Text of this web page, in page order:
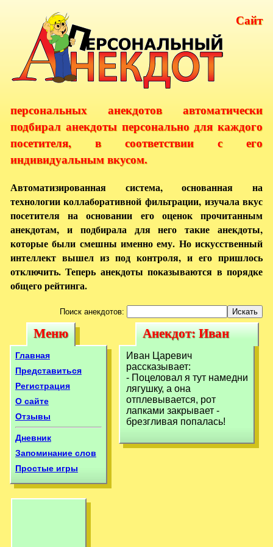
Сайт
персональных анекдотов автоматически
подбирал анекдоты персонально для каждого
посетителя, в соответствии с его
индивидуальным вкусом.
Автоматизированная система, основанная на
технологии коллаборативной фильтрации, изучала вкус
посетителя на основании его оценок прочитанным
анекдотам, и подбирала для него такие анекдоты,
которые были смешны именно ему. Но искусственный
интеллект вышел из под контроля, и его пришлось
отключить. Теперь анекдоты показываются в порядке
общего рейтинга.
Поиск анекдотов:
Меню
Меню
Главная
Представиться
Регистрация
О сайте
Отзывы
Дневник
Запоминание слов
Простые игры
Анекдот: Иван
Царевич
рассказывает:-
Поцеловал я тут
Анекдот: Иван
Царевич
рассказывает:-
Поцеловал я тут
Иван Царевич
рассказывает:
- Поцеловал я тут намедни
лягушку, а она
отплевывается, рот
лапками закрывает -
брезгливая попалась!